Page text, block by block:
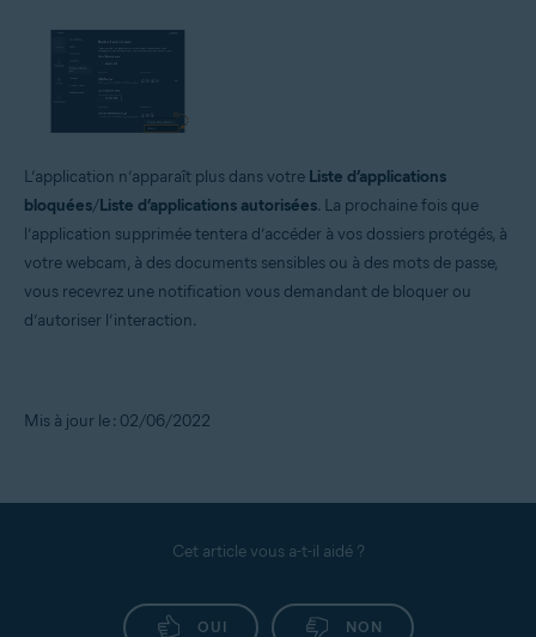
L’application n’apparaît plus dans votre Liste d’applications
bloquées/Liste d’applications autorisées. La prochaine fois que
l’application supprimée tentera d’accéder à vos dossiers protégés, à
votre webcam, à des documents sensibles ou à des mots de passe,
vous recevrez une notification vous demandant de bloquer ou
d’autoriser l’interaction.
Mis à jour le : 02/06/2022
Cet article vous a-t-il aidé ?
OUI NON